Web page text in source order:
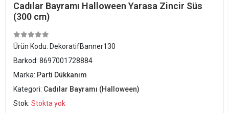
Cadılar Bayramı Halloween Yarasa Zincir Süs
(300 cm)
Ürün Kodu: DekoratifBanner130
Barkod: 8697001728884
Marka: Parti Dükkanım
Kategori: Cadılar Bayramı (Halloween)
Stok: Stokta yok